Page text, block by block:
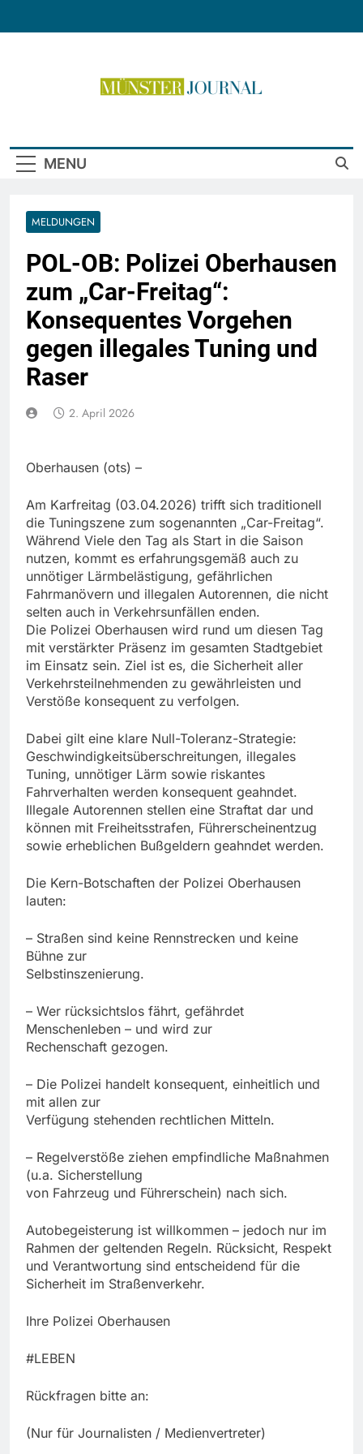
MENU
MELDUNGEN
POL-OB: Polizei Oberhausen
zum „Car-Freitag“:
Konsequentes Vorgehen
gegen illegales Tuning und
Raser
2. April 2026
Oberhausen (ots) –
Am Karfreitag (03.04.2026) trifft sich traditionell
die Tuningszene zum sogenannten „Car-Freitag“.
Während Viele den Tag als Start in die Saison
nutzen, kommt es erfahrungsgemäß auch zu
unnötiger Lärmbelästigung, gefährlichen
Fahrmanövern und illegalen Autorennen, die nicht
selten auch in Verkehrsunfällen enden.
Die Polizei Oberhausen wird rund um diesen Tag
mit verstärkter Präsenz im gesamten Stadtgebiet
im Einsatz sein. Ziel ist es, die Sicherheit aller
Verkehrsteilnehmenden zu gewährleisten und
Verstöße konsequent zu verfolgen.
Dabei gilt eine klare Null-Toleranz-Strategie:
Geschwindigkeitsüberschreitungen, illegales
Tuning, unnötiger Lärm sowie riskantes
Fahrverhalten werden konsequent geahndet.
Illegale Autorennen stellen eine Straftat dar und
können mit Freiheitsstrafen, Führerscheinentzug
sowie erheblichen Bußgeldern geahndet werden.
Die Kern-Botschaften der Polizei Oberhausen
lauten:
– Straßen sind keine Rennstrecken und keine
Bühne zur
Selbstinszenierung.
– Wer rücksichtslos fährt, gefährdet
Menschenleben – und wird zur
Rechenschaft gezogen.
– Die Polizei handelt konsequent, einheitlich und
mit allen zur
Verfügung stehenden rechtlichen Mitteln.
– Regelverstöße ziehen empfindliche Maßnahmen
(u.a. Sicherstellung
von Fahrzeug und Führerschein) nach sich.
Autobegeisterung ist willkommen – jedoch nur im
Rahmen der geltenden Regeln. Rücksicht, Respekt
und Verantwortung sind entscheidend für die
Sicherheit im Straßenverkehr.
Ihre Polizei Oberhausen
#LEBEN
Rückfragen bitte an:
(Nur für Journalisten / Medienvertreter)